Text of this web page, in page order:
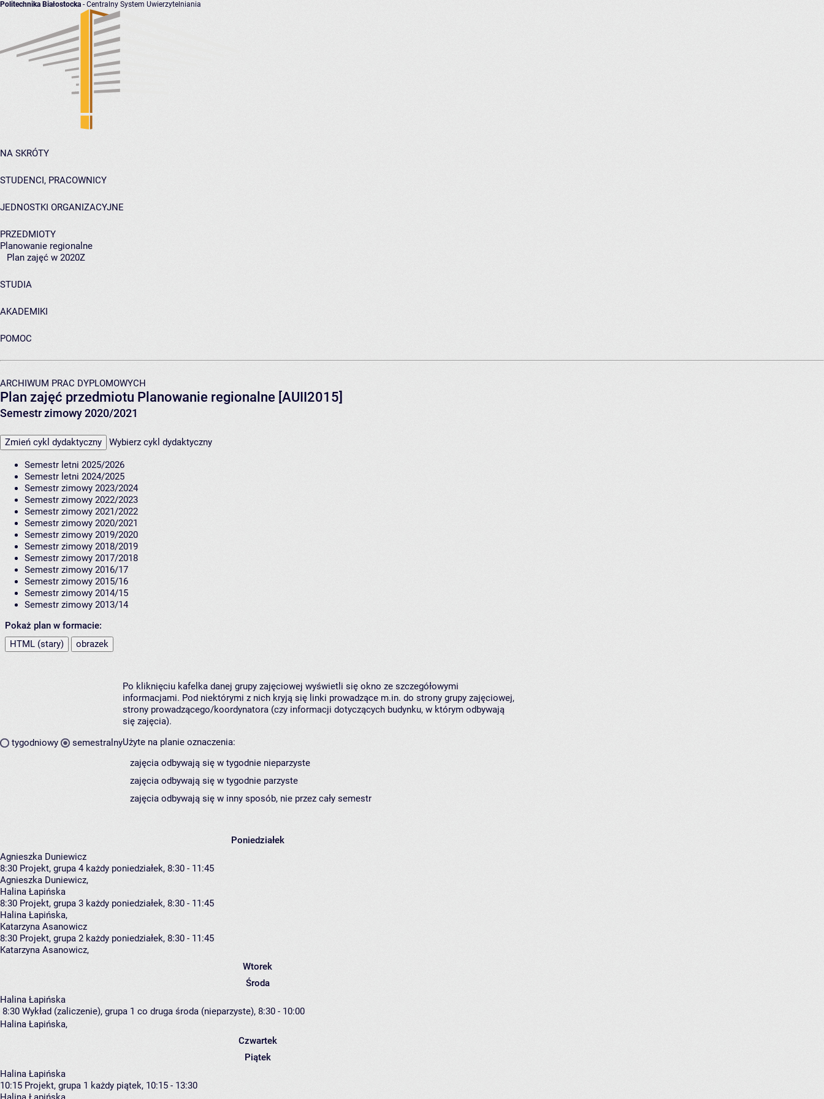
Politechnika Białostocka - Centralny System Uwierzytelniania
NA SKRÓTY
STUDENCI, PRACOWNICY
JEDNOSTKI ORGANIZACYJNE
PRZEDMIOTY
Planowanie regionalne
Plan zajęć w 2020Z
STUDIA
AKADEMIKI
POMOC
ARCHIWUM PRAC DYPLOMOWYCH
Plan zajęć przedmiotu Planowanie regionalne [AUII2015]
Semestr zimowy 2020/2021
Zmień cykl dydaktyczny Wybierz cykl dydaktyczny
Semestr letni 2025/2026
Semestr letni 2024/2025
Semestr zimowy 2023/2024
Semestr zimowy 2022/2023
Semestr zimowy 2021/2022
Semestr zimowy 2020/2021
Semestr zimowy 2019/2020
Semestr zimowy 2018/2019
Semestr zimowy 2017/2018
Semestr zimowy 2016/17
Semestr zimowy 2015/16
Semestr zimowy 2014/15
Semestr zimowy 2013/14
Pokaż plan w formacie:
HTML (stary)
obrazek
tygodniowy semestralny
Po kliknięciu kafelka danej grupy zajęciowej wyświetli się okno ze szczegółowymi
informacjami. Pod niektórymi z nich kryją się linki prowadzące m.in. do strony grupy zajęciowej,
strony prowadzącego/koordynatora (czy informacji dotyczących budynku, w którym odbywają
się zajęcia).
Użyte na planie oznaczenia:
zajęcia odbywają się w tygodnie nieparzyste
zajęcia odbywają się w tygodnie parzyste
zajęcia odbywają się w inny sposób, nie przez cały semestr
Poniedziałek
Agnieszka Duniewicz
8:30 Projekt, grupa 4 każdy poniedziałek, 8:30 - 11:45
Agnieszka Duniewicz,
Halina Łapińska
8:30 Projekt, grupa 3 każdy poniedziałek, 8:30 - 11:45
Halina Łapińska,
Katarzyna Asanowicz
8:30 Projekt, grupa 2 każdy poniedziałek, 8:30 - 11:45
Katarzyna Asanowicz,
Wtorek
Środa
Halina Łapińska
8:30 Wykład (zaliczenie), grupa 1 co druga środa (nieparzyste), 8:30 - 10:00
Halina Łapińska,
Czwartek
Piątek
Halina Łapińska
10:15 Projekt, grupa 1 każdy piątek, 10:15 - 13:30